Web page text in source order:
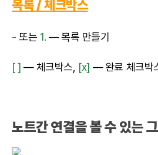
목록 / 체크박스
- 또는 1. — 목록 만들기
[ ] — 체크박스, [x] — 완료 체크박
노트간 연결을 볼 수 있는